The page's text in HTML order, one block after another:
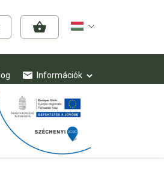
Információk